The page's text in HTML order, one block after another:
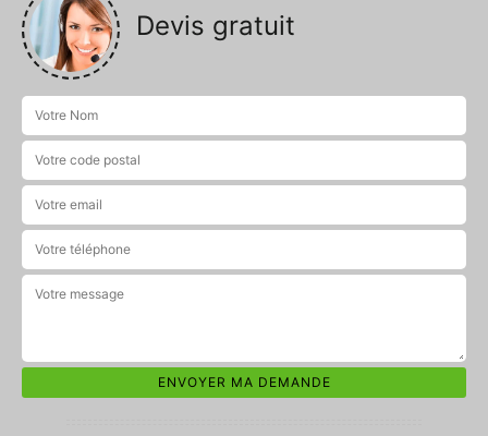
Devis gratuit